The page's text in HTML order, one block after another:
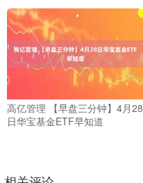
高亿管理 【早盘三分钟】4月28
日华宝基金ETF早知道